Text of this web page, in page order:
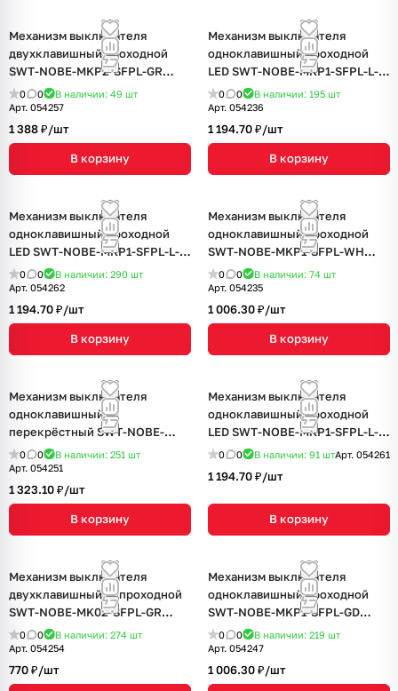
Механизм выключателя
двухклавишный проходной
SWT-NOBE-MKP2-SFPL-GR
(230V, 10A) (Arlight, Серый
базальт)
0 0 В наличии: 49 шт
Арт. 054257
1 388 ₽/шт
В корзину
Механизм выключателя
одноклавишный проходной
LED SWT-NOBE-MKP1-SFPL-L-
WH (230V, 10A) (Arlight, Белый
кварц)
0 0 В наличии: 195 шт
Арт. 054236
1 194.70 ₽/шт
В корзину
Механизм выключателя
одноклавишный проходной
LED SWT-NOBE-MKP1-SFPL-L-
GD (230V, 10A) (Arlight,
Золотой песок)
0 0 В наличии: 290 шт
Арт. 054262
1 194.70 ₽/шт
В корзину
Механизм выключателя
одноклавишный проходной
SWT-NOBE-MKP1-SFPL-WH
(230V, 10A) (Arlight, Белый
кварц)
0 0 В наличии: 74 шт
Арт. 054235
1 006.30 ₽/шт
В корзину
Механизм выключателя
одноклавишный
перекрёстный SWT-NOBE-
MKX1-SFPL-GR (230V, 10A)
(Arlight, Серый базальт)
0 0 В наличии: 251 шт
Арт. 054251
1 323.10 ₽/шт
В корзину
Механизм выключателя
одноклавишный проходной
LED SWT-NOBE-MKP1-SFPL-L-
BK (230V, 10A) (Arlight, Черный
0 0 В наличии: 91 штАрт. 054261
1 194.70 ₽/шт
В корзину
Механизм выключателя
двухклавишный непроходной
SWT-NOBE-MK02-SFPL-GR
(230V, 10A) (Arlight, Серый
базальт)
0 0 В наличии: 274 шт
Арт. 054254
770 ₽/шт
Механизм выключателя
одноклавишный проходной
SWT-NOBE-MKP1-SFPL-GD
(230V, 10A) (Arlight, Золотой
песок)
0 0 В наличии: 219 шт
Арт. 054247
1 006.30 ₽/шт